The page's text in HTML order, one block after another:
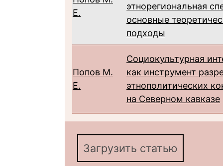
Е.
этнорегиональная
основные
подходы
Попов М.
Е.
Социокультурная
как инструмент
этнополитических
на Северном кавказе
Загрузить статью